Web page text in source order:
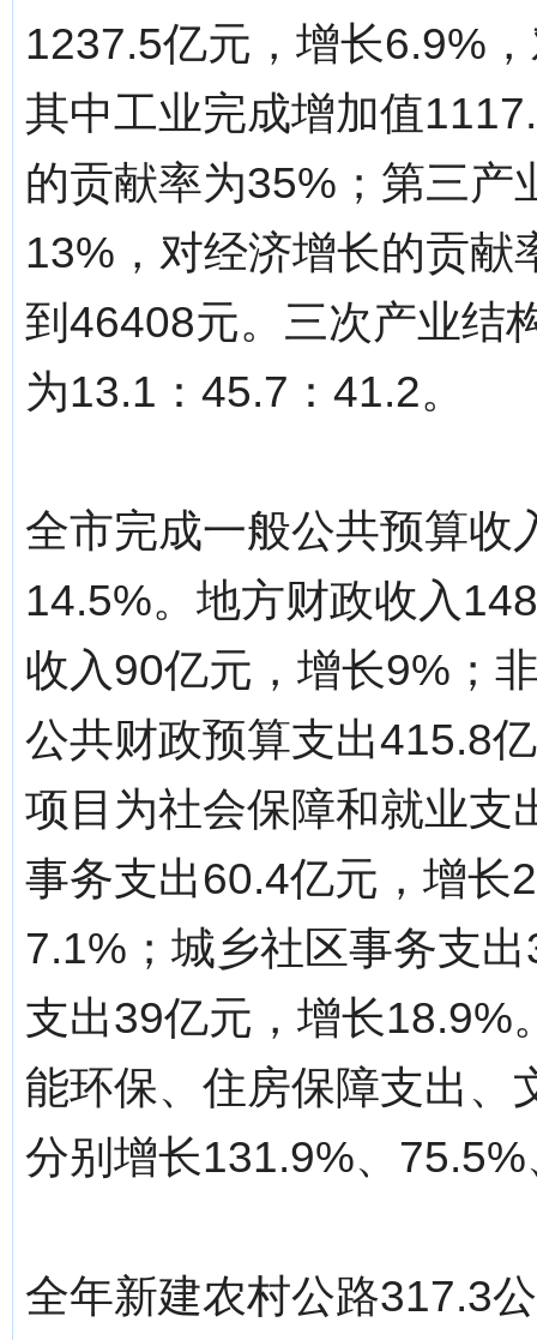
1237.5亿元，增长6.9%
其中工业完成增加值
的贡献率为35%；第三产
13%，对经济增长的贡献
到46408元。三次产业结
为13.1：45.7：41.2。
全市完成一般公共预算收
14.5%。地方财政收入
收入90亿元，增长9%；
公共财政预算支出415.8
项目为社会保障和就业支
事务支出60.4亿元，增长
7.1%；城乡社区事务支
支出39亿元，增长18.9%
能环保、住房保障支出、
分别增长131.9%、
全年新建农村公路317.3